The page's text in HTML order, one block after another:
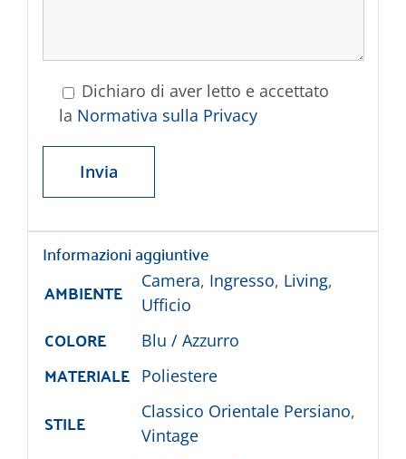
Dichiaro di aver letto e accettato
la Normativa sulla Privacy
Informazioni aggiuntive
AMBIENTE
Camera, Ingresso, Living,
Ufficio
COLORE Blu / Azzurro
MATERIALE Poliestere
STILE Classico Orientale Persiano,
Vintage